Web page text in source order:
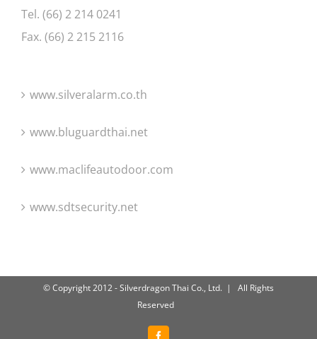
Tel. (66) 2 214 0241
Fax. (66) 2 215 2116
www.silveralarm.co.th
www.bluguardthai.net
www.maclifeautodoor.com
www.sdtsecurity.net
© Copyright 2012 - Silverdragon Thai Co., Ltd. | All Rights
Reserved